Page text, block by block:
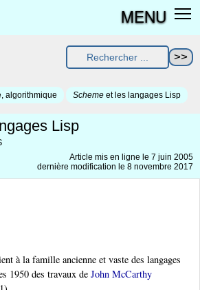
MENU
algorithmique Scheme et les langages Lisp
Lisp
Article mis en ligne le 7 juin 2005
dernière modification le 8 novembre 2017
à la famille ancienne et vaste des langages
1950 des travaux de John McCarthy